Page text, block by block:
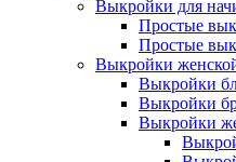
Выкройки для
Простые
Простые
Выкройки
Выкройки
Выкройки
Выкройки